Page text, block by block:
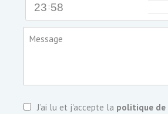
23 :58
Message
J’ai lu et j'accepte la politique